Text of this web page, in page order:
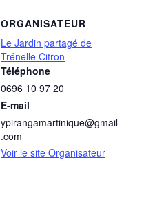
ORGANISATEUR
Le Jardin partagé de
Trénelle Citron
Téléphone
0696 10 97 20
E-mail
ypirangamartinique@gmail
.com
Voir le site Organisateur